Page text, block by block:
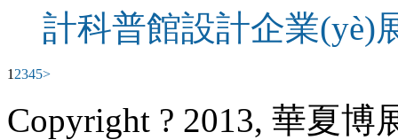
計科普館設計企業(yè)
1 2345>
Copyright ? 2013, 華夏博